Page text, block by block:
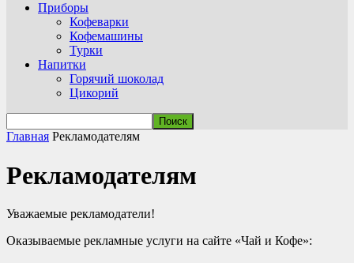
Приборы
Кофеварки
Кофемашины
Турки
Напитки
Горячий шоколад
Цикорий
Главная Рекламодателям
Рекламодателям
Уважаемые рекламодатели!
Оказываемые рекламные услуги на сайте «Чай и Кофе»: